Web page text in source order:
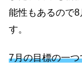
能性もあるので
す。
7月の目標の一